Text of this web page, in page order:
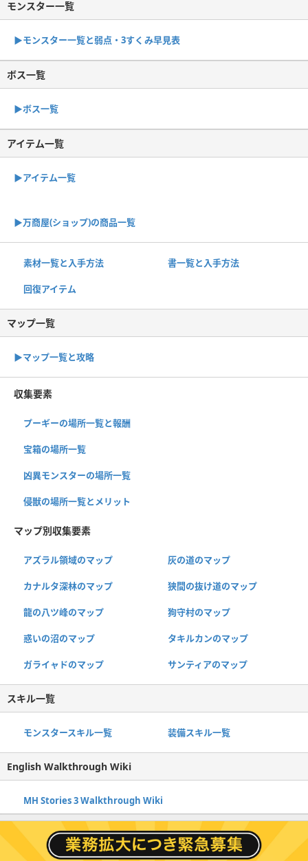
モンスター一覧
▶︎モンスター一覧と弱点・3すくみ早見表
ボス一覧
▶︎ボス一覧
アイテム一覧
▶アイテム一覧
▶︎万商屋(ショップ)の商品一覧
素材一覧と入手方法 書一覧と入手方法
回復アイテム
マップ一覧
▶︎マップ一覧と攻略
収集要素
プーギーの場所一覧と報酬
宝箱の場所一覧
凶異モンスターの場所一覧
侵獣の場所一覧とメリット
マップ別収集要素
アズラル領域のマップ 灰の道のマップ
カナルタ深林のマップ 狭間の抜け道のマップ
龍の八ツ峰のマップ 狗守村のマップ
惑いの沼のマップ タキルカンのマップ
ガライャドのマップ サンティアのマップ
スキル一覧
モンスタースキル一覧 装備スキル一覧
English Walkthrough Wiki
MH Stories 3 Walkthrough Wiki